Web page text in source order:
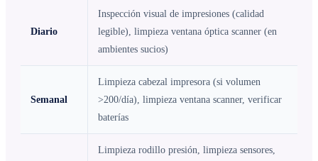
Diario
Inspección visual de impresiones (calidad
legible), limpieza ventana óptica scanner (en
ambientes sucios)
Semanal
Limpieza cabezal impresora (si volumen
>200/día), limpieza ventana scanner, verificar
baterías
Limpieza rodillo presión, limpieza sensores,